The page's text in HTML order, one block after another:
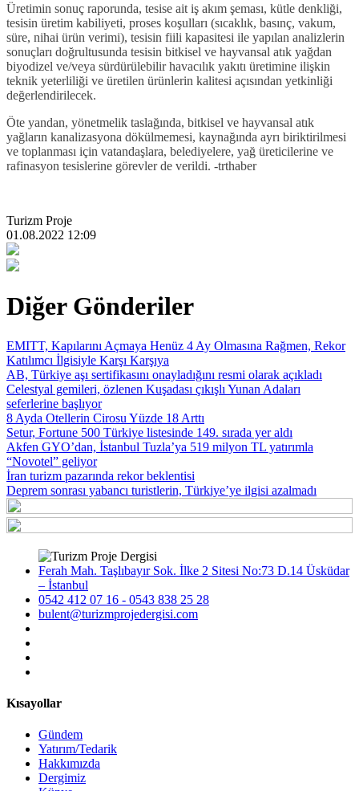
Üretimin sonuç raporunda, tesise ait iş akım şeması, kütle denkliği,
tesisin üretim kabiliyeti, proses koşulları (sıcaklık, basınç, vakum,
süre, nihai ürün verimi), tesisin fiili kapasitesi ile yapılan analizlerin
sonuçları doğrultusunda tesisin bitkisel ve hayvansal atık yağdan
biyodizel ve/veya sürdürülebilir havacılık yakıtı üretimine ilişkin
teknik yeterliliği ve üretilen ürünlerin kalitesi açısından yetkinliği
değerlendirilecek.
Öte yandan, yönetmelik taslağında, bitkisel ve hayvansal atık
yağların kanalizasyona dökülmemesi, kaynağında ayrı biriktirilmesi
ve toplanması için vatandaşlara, belediyelere, yağ üreticilerine ve
rafinasyon tesislerine görevler de verildi. -trthaber
Turizm Proje
01.08.2022 12:09
Diğer Gönderiler
EMITT, Kapılarını Açmaya Henüz 4 Ay Olmasına Rağmen, Rekor
Katılımcı İlgisiyle Karşı Karşıya
AB, Türkiye aşı sertifikasını onayladığını resmi olarak açıkladı
Celestyal gemileri, özlenen Kuşadası çıkışlı Yunan Adaları
seferlerine başlıyor
8 Ayda Otellerin Cirosu Yüzde 18 Arttı
Setur, Fortune 500 Türkiye listesinde 149. sırada yer aldı
Akfen GYO’dan, İstanbul Tuzla’ya 519 milyon TL yatırımla
“Novotel” geliyor
İran turizm pazarında rekor beklentisi
Deprem sonrası yabancı turistlerin, Türkiye’ye ilgisi azalmadı
Ferah Mah. Taşlıbayır Sok. İlke 2 Sitesi No:73 D.14 Üsküdar
– İstanbul
0542 412 07 16 - 0543 838 25 28
bulent@turizmprojedergisi.com
Kısayollar
Gündem
Yatırım/Tedarik
Hakkımızda
Dergimiz